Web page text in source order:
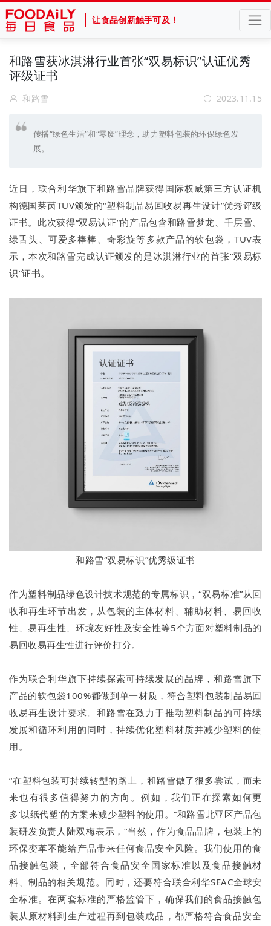
让食品创新触手可及！
和路雪获冰淇淋行业首张“双易标识”认证优秀
评级证书
和路雪 2023.11.15
传播“绿色生活”和“零废”理念，助力塑料包装的环保绿色发
展。
近日，联合利华旗下和路雪品牌获得国际权威第三方认证机
构德国莱茵TUV颁发的“塑料制品易回收易再生设计”优秀评级
证书。此次获得“双易认证”的产品包含和路雪梦龙、千层雪、
绿舌头、可爱多棒棒、奇彩旋等多款产品的软包袋，TUV表
示，本次和路雪完成认证颁发的是冰淇淋行业的首张“双易标
识”证书。
和路雪“双易标识”优秀级证书
作为塑料制品绿色设计技术规范的专属标识，“双易标准”从回
收和再生环节出发，从包装的主体材料、辅助材料、易回收
性、易再生性、环境友好性及安全性等5个方面对塑料制品的
易回收易再生性进行评价打分。
作为联合利华旗下持续探索可持续发展的品牌，和路雪旗下
产品的软包袋100%都做到单一材质，符合塑料包装制品易回
收易再生设计要求。和路雪在致力于推动塑料制品的可持续
发展和循环利用的同时，持续优化塑料材质并减少塑料的使
用。
“在塑料包装可持续转型的路上，和路雪做了很多尝试，而未
来也有很多值得努力的方向。例如，我们正在探索如何更
多‘以纸代塑’的方案来减少塑料的使用。”和路雪北亚区产品包
装研发负责人陆双梅表示，“当然，作为食品品牌，包装上的
环保变革不能给产品带来任何食品安全风险。我们使用的食
品接触包装，全部符合食品安全国家标准以及食品接触材
料、制品的相关规范。同时，还要符合联合利华SEAC全球安
全标准。在两套标准的严格监管下，确保我们的食品接触包
装从原材料到生产过程再到包装成品，都严格符合食品安全